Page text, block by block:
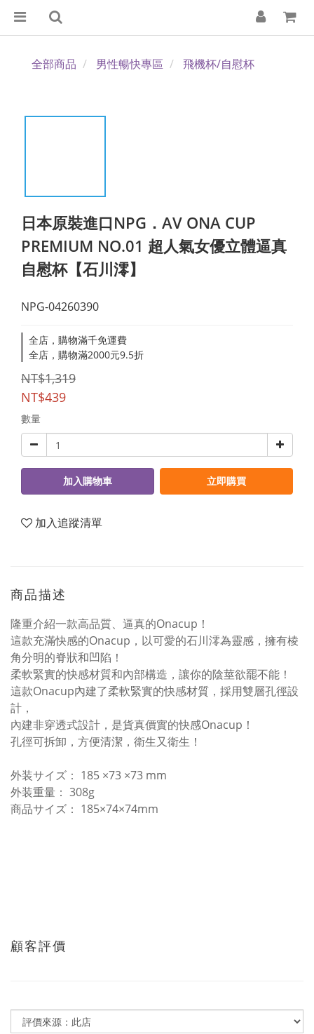
全部商品 男性暢快專區 飛機杯/自慰杯
日本原裝進口NPG．AV ONA CUP
PREMIUM NO.01 超人氣女優立體逼真
自慰杯【石川澪】
NPG-04260390
全店，購物滿千免運費
全店，購物滿2000元9.5折
NT$1,319
NT$439
數量
加入購物車 立即購買
加入追蹤清單
商品描述
隆重介紹一款高品質、逼真的Onacup！
這款充滿快感的Onacup，以可愛的石川澪為靈感，擁有棱
角分明的脊狀和凹陷！
柔軟緊實的快感材質和內部構造，讓你的陰莖欲罷不能！
這款Onacup內建了柔軟緊實的快感材質，採用雙層孔徑設
計，
內建非穿透式設計，是貨真價實的快感Onacup！
孔徑可拆卸，方便清潔，衛生又衛生！
外装サイズ： 185 ×73 ×73 mm
外装重量： 308g
商品サイズ： 185×74×74mm
顧客評價